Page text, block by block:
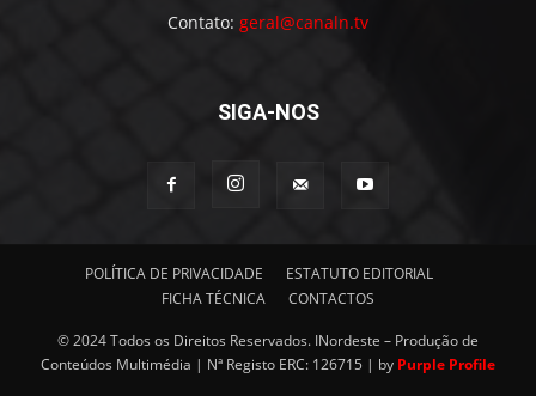
Contato: geral@canaln.tv
SIGA-NOS
POLÍTICA DE PRIVACIDADE
ESTATUTO EDITORIAL
FICHA TÉCNICA
CONTACTOS
© 2024 Todos os Direitos Reservados. INordeste – Produção de
Conteúdos Multimédia | Nª Registo ERC: 126715 | by Purple Profile